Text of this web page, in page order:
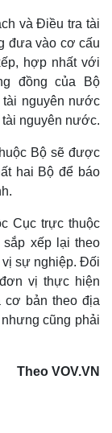
và Điều tra tài
đưa vào cơ cấu
hợp nhất với
đồng của Bộ
tài nguyên nước
nguyên nước.
Bộ sẽ được
hai Bộ để báo
Cục trực thuộc
xếp lại theo
sự nghiệp. Đối
vị thực hiện
cơ bản theo địa
cũng phải
Theo VOV.VN